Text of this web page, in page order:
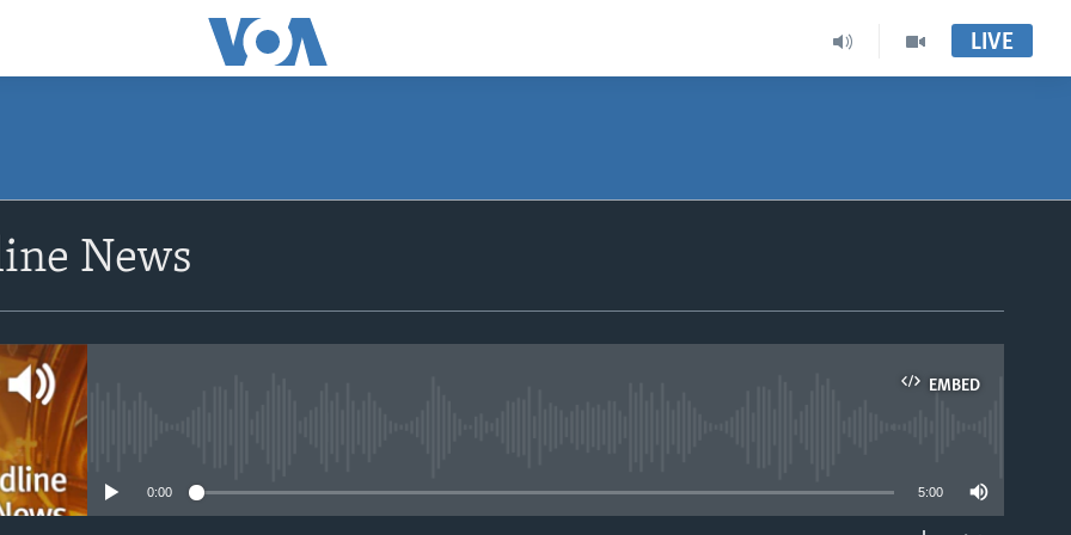
LIVE
News
EMBED
0:00 5:00